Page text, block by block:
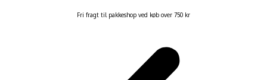
Fri fragt til pakkeshop ved køb over 750 kr